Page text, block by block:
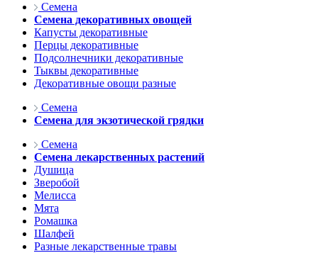
Семена
Семена декоративных овощей
Капусты декоративные
Перцы декоративные
Подсолнечники декоративные
Тыквы декоративные
Декоративные овощи разные
Семена
Семена для экзотической грядки
Семена
Семена лекарственных растений
Душица
Зверобой
Мелисса
Мята
Ромашка
Шалфей
Разные лекарственные травы